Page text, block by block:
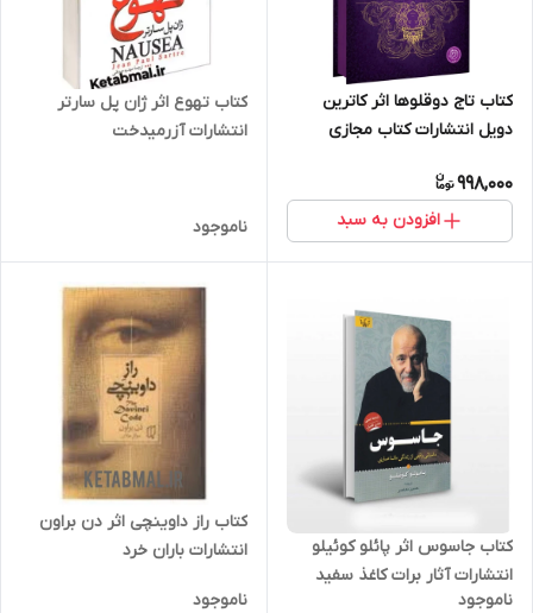
کتاب تاج دوقلوها اثر کاترین
دویل انتشارات کتاب مجازی
998,000
افزودن به سبد
کتاب تهوع اثر ژان پل سارتر
انتشارات آزرمیدخت
ناموجود
کتاب جاسوس اثر پائلو کوئیلو
انتشارات آثار برات کاغذ سفید
ناموجود
کتاب راز داوینچی اثر دن براون
انتشارات باران خرد
ناموجود